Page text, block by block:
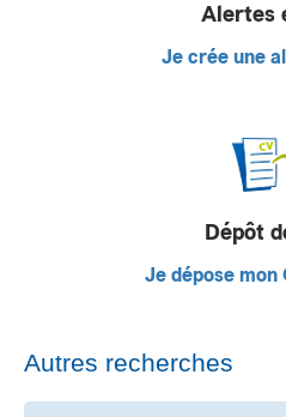
Alertes
Je crée une
Dépôt
Je dépose mon
Autres recherches